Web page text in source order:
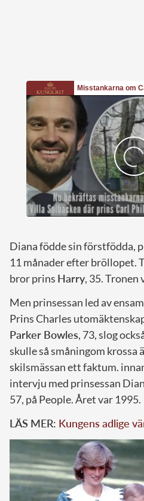
Diana födde sin förstfödda,
11 månader efter bröllopet.
bror prins Harry, 35. Tronen
Men prinsessan led av
Prins Charles
Parker Bowles, 73, slog
skulle så småningom krossa
skilsmässan ett faktum.
intervju med prinsessan
57, på People. Året var 1995.
LÄS MER: Kungens adlige